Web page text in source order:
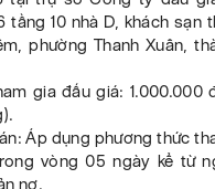
tầng 10 nhà D, khách sạn
phường Thanh Xuân,
gia đấu giá: 1.000.000
Áp dụng phương thức
vòng 05 ngày kể từ
nợ.